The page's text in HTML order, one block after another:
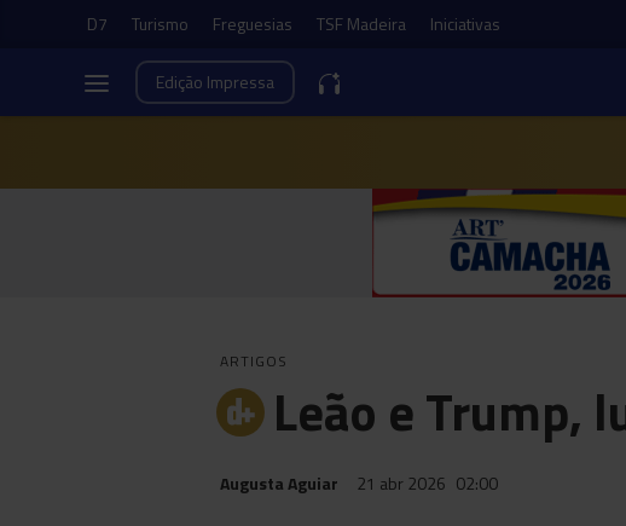
D7 Turismo Freguesias TSF Madeira Iniciativas
Edição Impressa
ARTIGOS
Leão e Trump,
Augusta Aguiar 21 abr 2026 02:00